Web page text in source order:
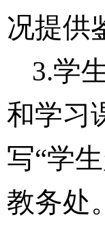
况提供
3.学
和学习
写“学
教务处。